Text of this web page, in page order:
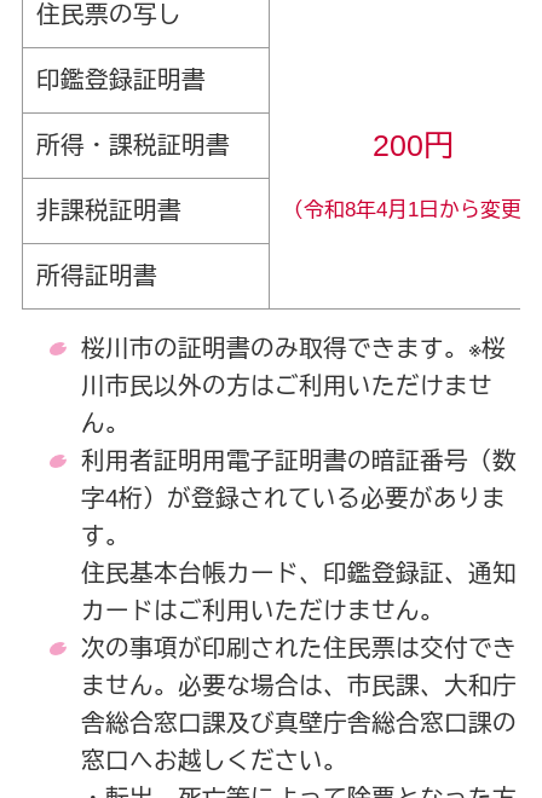
住民票の写し
200円
（令和8年4月1日から変更）
印鑑登録証明書
所得・課税証明書
非課税証明書
所得証明書
桜川市の証明書のみ取得できます。※桜
川市民以外の方はご利用いただけませ
ん。
利用者証明用電子証明書の暗証番号（数
字4桁）が登録されている必要がありま
す。
住民基本台帳カード、印鑑登録証、通知
カードはご利用いただけません。
次の事項が印刷された住民票は交付でき
ません。必要な場合は、市民課、大和庁
舎総合窓口課及び真壁庁舎総合窓口課の
窓口へお越しください。